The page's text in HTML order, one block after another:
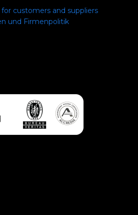
customers and suppliers
und Firmenpolitik